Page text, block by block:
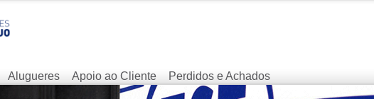
Alugueres Apoio ao Cliente Perdidos e Achados